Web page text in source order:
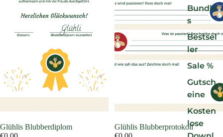
Bundle
s
Bestsel
ler
Sale %
Gutsch
eine
Kosten
lose
Glühlis Blubberdiplom
Glühlis Blubberprotokoll